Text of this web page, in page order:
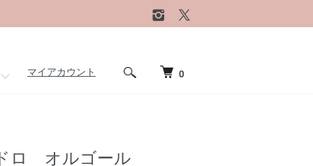
マイアカウント 0
ロ オルゴール